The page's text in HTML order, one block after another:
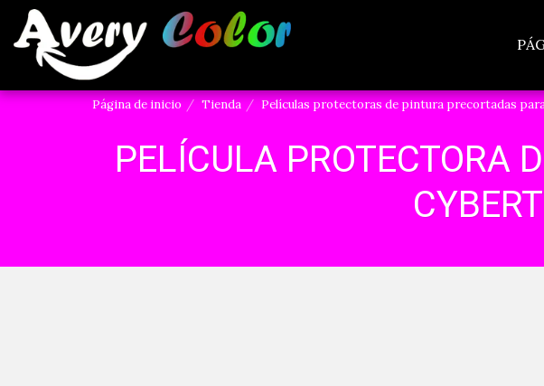
Página de inicio Tienda Películas protectoras de pintura precortadas
PELÍCULA PROTECTORA